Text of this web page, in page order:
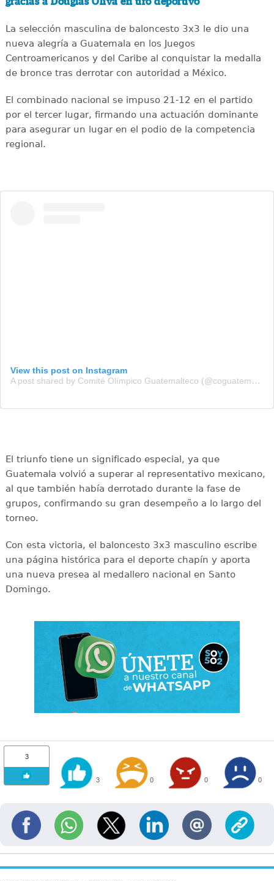
La selección masculina de baloncesto 3x3 le dio una
nueva alegría a Guatemala en los Juegos
Centroamericanos y del Caribe al conquistar la medalla
de bronce tras derrotar con autoridad a México.
El combinado nacional se impuso 21-12 en el partido
por el tercer lugar, firmando una actuación dominante
para asegurar un lugar en el podio de la competencia
regional.
View this post on Instagram
A post shared by Comité Olímpico Guatemalteco (@coguatemalteco)
El triunfo tiene un significado especial, ya que
Guatemala volvió a superar al representativo mexicano,
al que también había derrotado durante la fase de
grupos, confirmando su gran desempeño a lo largo del
torneo.
Con esta victoria, el baloncesto 3x3 masculino escribe
una página histórica para el deporte chapín y aporta
una nueva presea al medallero nacional en Santo
Domingo.
3
3 0 0 0